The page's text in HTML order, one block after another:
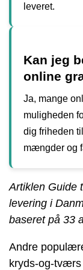
leveret.
Kan jeg
online
Ja, mange
muligheden
dig friheden
mængder og
Artiklen Guide
levering i
baseret på 33
Andre
kryds-og-tværs